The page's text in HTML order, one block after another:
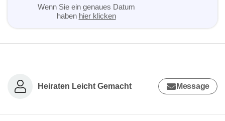
Wenn Sie ein genaues Datum
haben hier klicken
Heiraten Leicht Gemacht Message